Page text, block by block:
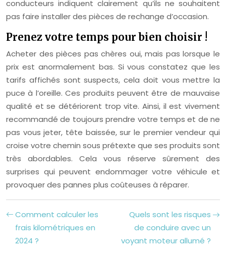
conducteurs indiquent clairement qu’ils ne souhaitent
pas faire installer des pièces de rechange d’occasion.
Prenez votre temps pour bien choisir !
Acheter des pièces pas chères oui, mais pas lorsque le
prix est anormalement bas. Si vous constatez que les
tarifs affichés sont suspects, cela doit vous mettre la
puce à l’oreille. Ces produits peuvent être de mauvaise
qualité et se détériorent trop vite. Ainsi, il est vivement
recommandé de toujours prendre votre temps et de ne
pas vous jeter, tête baissée, sur le premier vendeur qui
croise votre chemin sous prétexte que ses produits sont
très abordables. Cela vous réserve sûrement des
surprises qui peuvent endommager votre véhicule et
provoquer des pannes plus coûteuses à réparer.
Comment calculer les
frais kilométriques en
2024 ?
Quels sont les risques
de conduire avec un
voyant moteur allumé ?